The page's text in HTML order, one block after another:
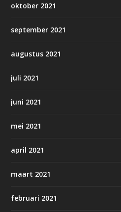
oktober 2021
september 2021
augustus 2021
juli 2021
juni 2021
mei 2021
april 2021
maart 2021
februari 2021